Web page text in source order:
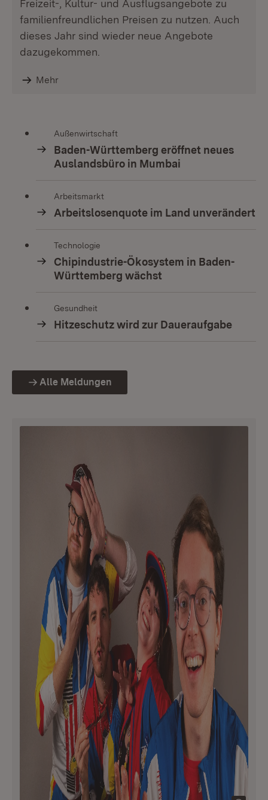
Freizeit-, Kultur- und Ausflugsangebote zu
familienfreundlichen Preisen zu nutzen. Auch
dieses Jahr sind wieder neue Angebote
dazugekommen.
Mehr
Außenwirtschaft
Baden-Württemberg eröffnet neues
Auslandsbüro in Mumbai
Arbeitsmarkt
Arbeitslosenquote im Land unverändert
Technologie
Chipindustrie-Ökosystem in Baden-
Württemberg wächst
Gesundheit
Hitzeschutz wird zur Daueraufgabe
Alle Meldungen